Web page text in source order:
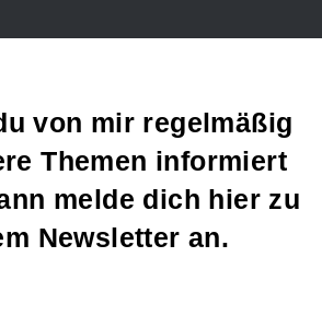
von mir regelmäßig
Themen informiert
melde dich hier zu
Newsletter an.